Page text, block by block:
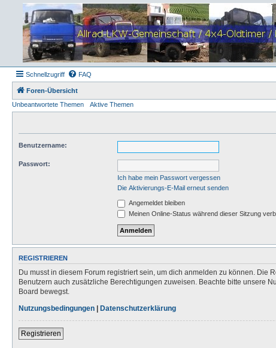
Schnellzugriff FAQ
Foren-Übersicht
Unbeantwortete Themen
Aktive Themen
Benutzername:
Passwort:
Ich habe mein Passwort vergessen
Die Aktivierungs-E-Mail erneut senden
Angemeldet bleiben
Meinen Online-Status während dieser Sitzung
REGISTRIEREN
Du musst in diesem Forum registriert sein, um dich anmelden zu können.
Benutzern auch zusätzliche Berechtigungen zuweisen. Beachte bitte unsere
Board bewegst.
Nutzungsbedingungen | Datenschutzerklärung
Registrieren